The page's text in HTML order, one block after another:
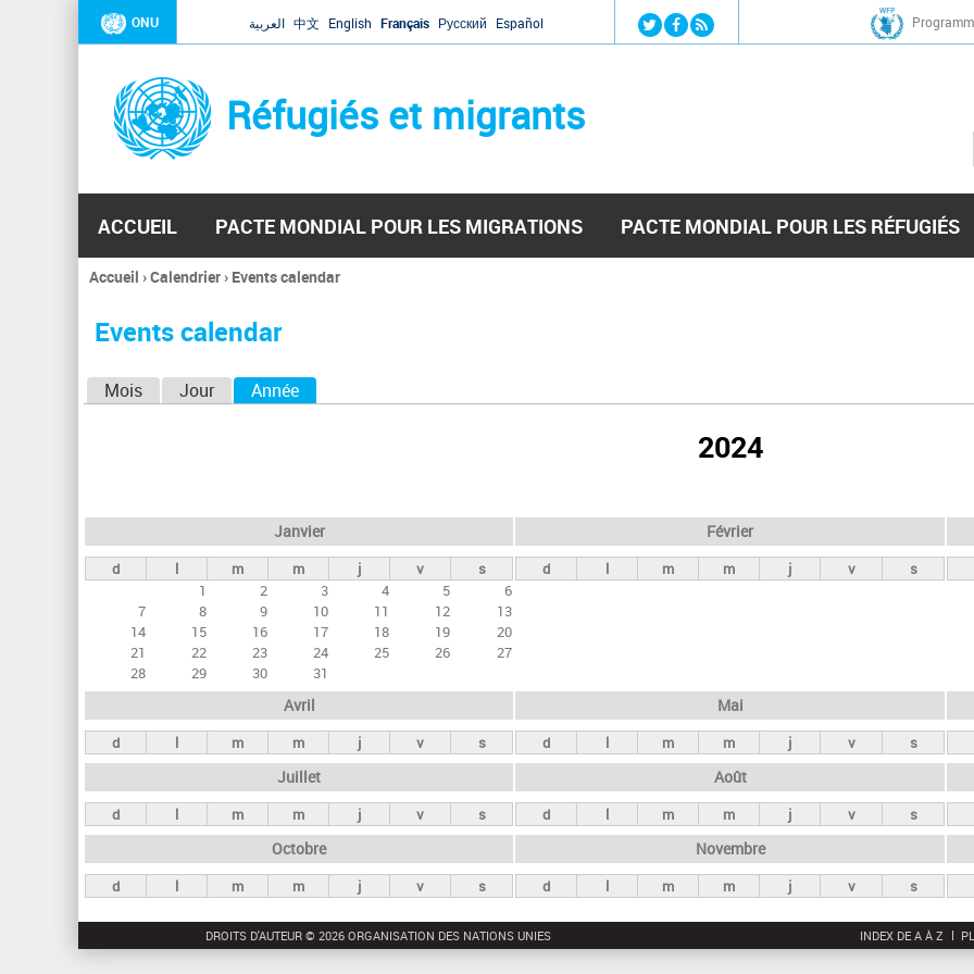
Jump to navigation
ONU العربية 中文 English Français Русский Español
Réfugiés et migrants
ACCUEIL PACTE MONDIAL POUR LES MIGRATIONS PACTE MONDIAL POUR LES RÉFUGIÉS
Vous
ici
Accueil ›Calendrier› Events calendar
Events calendar
e
t
s
n
c
i
p
a
x
Mois Jour Année
2024
Janvier
d l m m j v
s
1
2 3 4 5
6
7
8 9 10 11 12
13
14
15 16 17 18 19
20
21
22 23 24 25 26
27
28
29 30 31
Février
d l m m j v s
Avril
d l m m j v s
Mai
d l m m j v s
Juillet
d l m m j v s
Août
d l m m j v s
Octobre
d l m m j v s
Novembre
d l m m j v s
DROITS D'AUTEUR © 2026 ORGANISATION DES NATIONS UNIES INDEX DE A À Z